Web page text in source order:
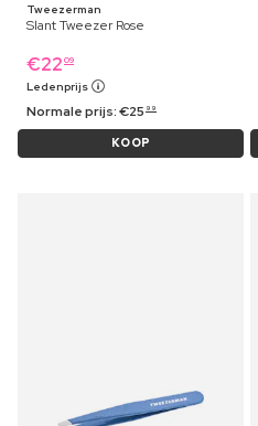
Tweezerman
Slant Tweezer Rose
€22 09
Ledenprijs
Normale prijs:€25 99
KOOP